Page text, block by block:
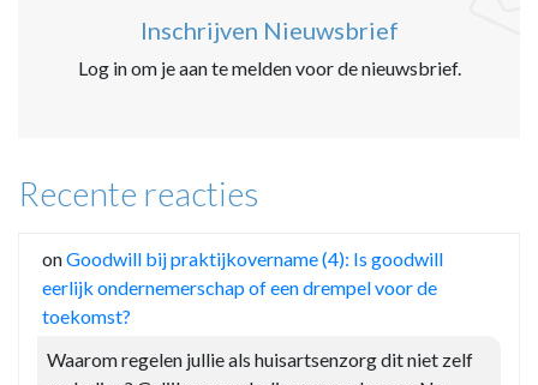
Inschrijven Nieuwsbrief
Log in om je aan te melden voor de nieuwsbrief.
Recente reacties
onGoodwill bij praktijkovername (4): Is goodwill
eerlijk ondernemerschap of een drempel voor de
toekomst?
Waarom regelen jullie als huisartsenzorg dit niet zelf